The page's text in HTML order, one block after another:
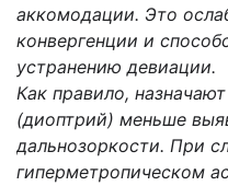
аккомодации. Это
конвергенции и
устранению девиации.
Как правило,
(диоптрий) меньше
дальнозоркости. При
гиперметропическом